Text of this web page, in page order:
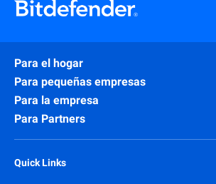
Para el hogar
Para pequeñas empresas
Para la empresa
Para Partners
Quick Links